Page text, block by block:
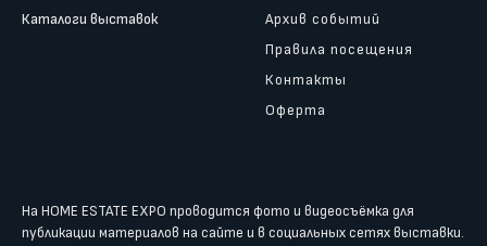
Каталоги выставок
Архив событий
Правила посещения
Контакты
Оферта
На HOME ESTATE EXPO проводится фото и видеосъёмка для
публикации материалов на сайте и в социальных сетях выставки.